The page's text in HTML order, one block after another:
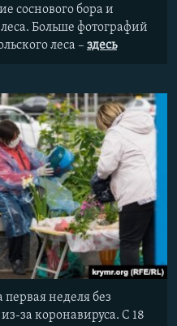
соснового бора и
Больше фотографий
леса – здесь
неделя без
за коронавируса. С 18